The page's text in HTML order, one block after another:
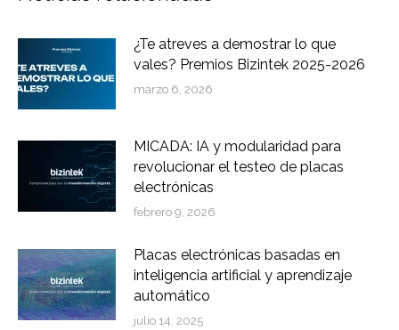
¿Te atreves a demostrar lo que
vales? Premios Bizintek 2025-2026
marzo 6, 2026
MICADA: IA y modularidad para
revolucionar el testeo de placas
electrónicas
febrero 9, 2026
Placas electrónicas basadas en
inteligencia artificial y aprendizaje
automático
julio 14, 2025